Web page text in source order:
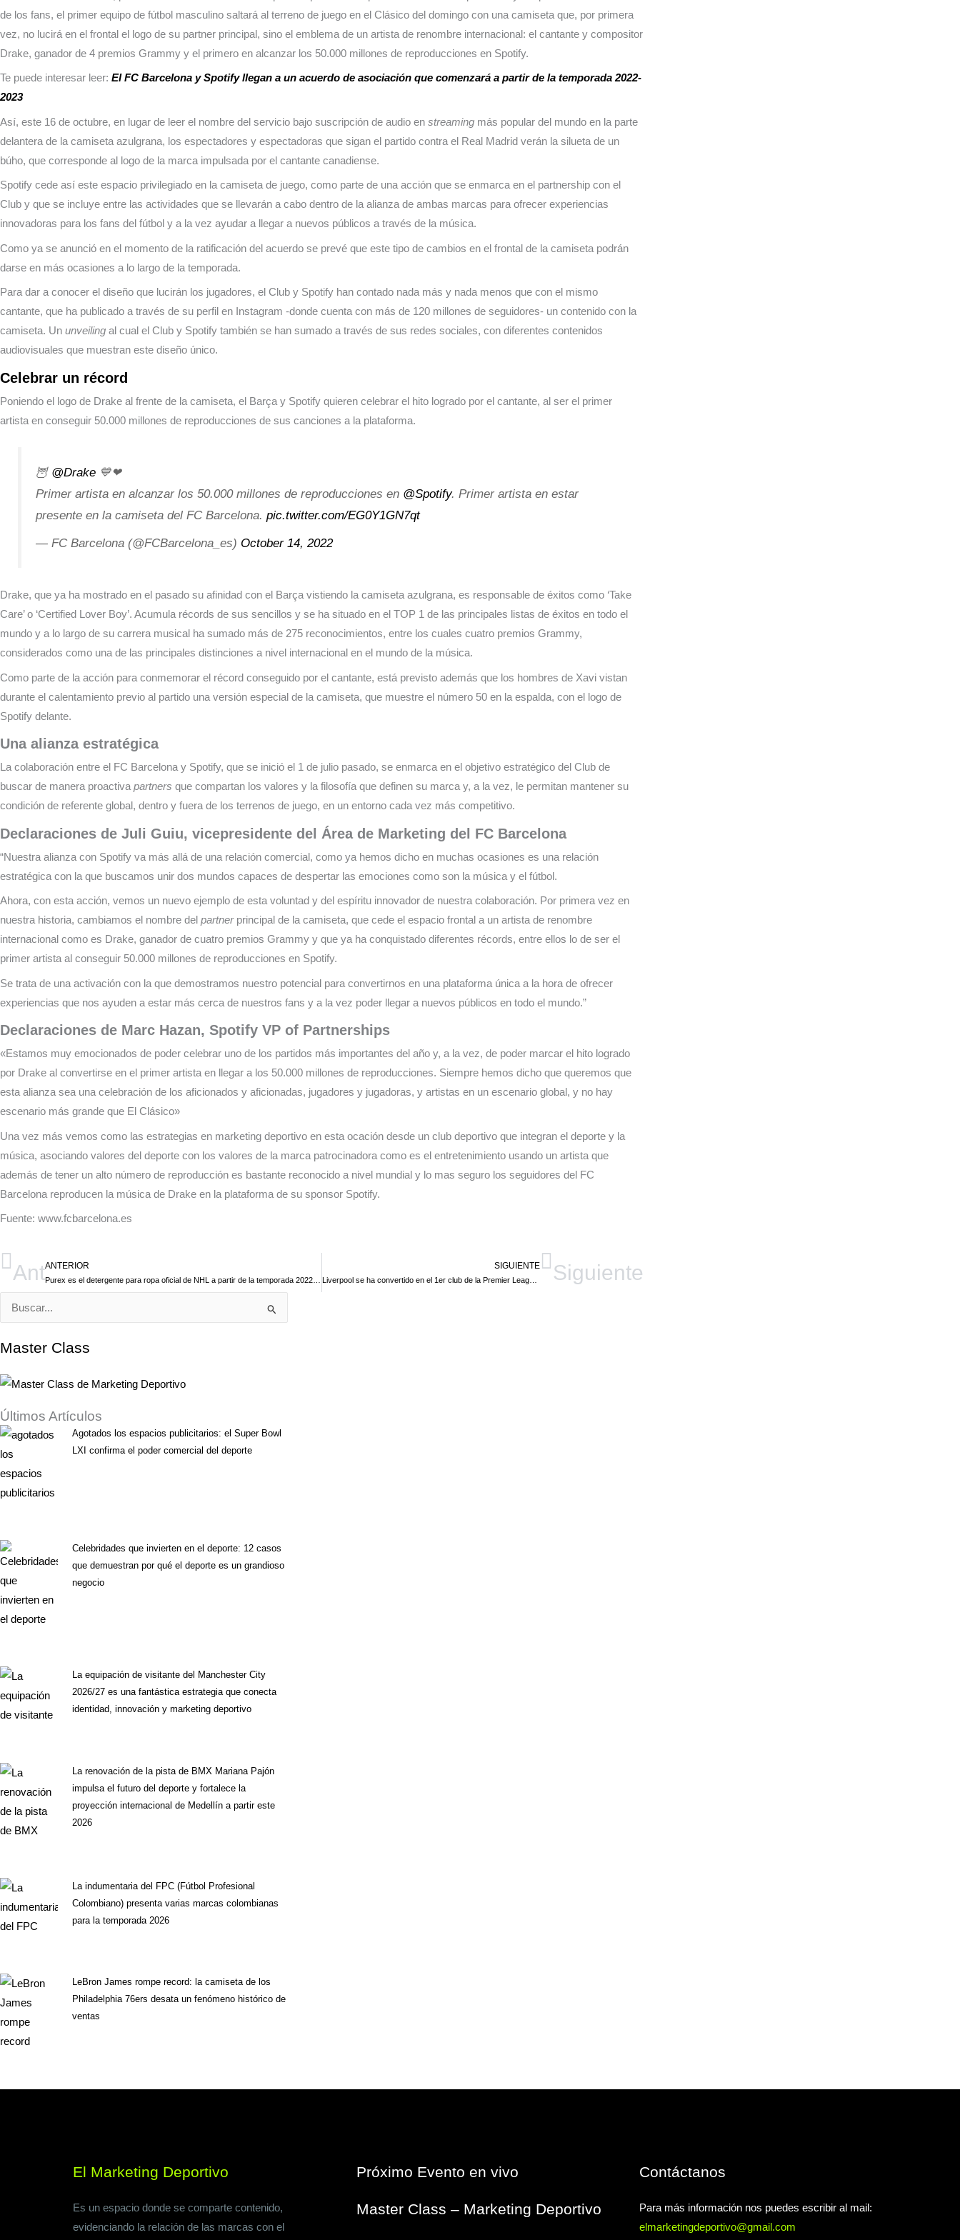
de los fans, el primer equipo de fútbol masculino saltará al terreno de juego en el Clásico del domingo con una camiseta que, por primera
vez, no lucirá en el frontal el logo de su partner principal, sino el emblema de un artista de renombre internacional: el cantante y compositor
Drake, ganador de 4 premios Grammy y el primero en alcanzar los 50.000 millones de reproducciones en Spotify.
Te puede interesar leer: El FC Barcelona y Spotify llegan a un acuerdo de asociación que comenzará a partir de la temporada 2022-
2023
Así, este 16 de octubre, en lugar de leer el nombre del servicio bajo suscripción de audio en streaming más popular del mundo en la parte
delantera de la camiseta azulgrana, los espectadores y espectadoras que sigan el partido contra el Real Madrid verán la silueta de un
búho, que corresponde al logo de la marca impulsada por el cantante canadiense.
Spotify cede así este espacio privilegiado en la camiseta de juego, como parte de una acción que se enmarca en el partnership con el
Club y que se incluye entre las actividades que se llevarán a cabo dentro de la alianza de ambas marcas para ofrecer experiencias
innovadoras para los fans del fútbol y a la vez ayudar a llegar a nuevos públicos a través de la música.
Como ya se anunció en el momento de la ratificación del acuerdo se prevé que este tipo de cambios en el frontal de la camiseta podrán
darse en más ocasiones a lo largo de la temporada.
Para dar a conocer el diseño que lucirán los jugadores, el Club y Spotify han contado nada más y nada menos que con el mismo
cantante, que ha publicado a través de su perfil en Instagram -donde cuenta con más de 120 millones de seguidores- un contenido con la
camiseta. Un unveiling al cual el Club y Spotify también se han sumado a través de sus redes sociales, con diferentes contenidos
audiovisuales que muestran este diseño único.
Celebrar un récord
Poniendo el logo de Drake al frente de la camiseta, el Barça y Spotify quieren celebrar el hito logrado por el cantante, al ser el primer
artista en conseguir 50.000 millones de reproducciones de sus canciones a la plataforma.
🦉 @Drake💙❤
Primer artista en alcanzar los 50.000 millones de reproducciones en @Spotify. Primer artista en estar
presente en la camiseta del FC Barcelona. pic.twitter.com/EG0Y1GN7qt
— FC Barcelona (@FCBarcelona_es) October 14, 2022
Drake, que ya ha mostrado en el pasado su afinidad con el Barça vistiendo la camiseta azulgrana, es responsable de éxitos como ‘Take
Care’ o ‘Certified Lover Boy’. Acumula récords de sus sencillos y se ha situado en el TOP 1 de las principales listas de éxitos en todo el
mundo y a lo largo de su carrera musical ha sumado más de 275 reconocimientos, entre los cuales cuatro premios Grammy,
considerados como una de las principales distinciones a nivel internacional en el mundo de la música.
Como parte de la acción para conmemorar el récord conseguido por el cantante, está previsto además que los hombres de Xavi vistan
durante el calentamiento previo al partido una versión especial de la camiseta, que muestre el número 50 en la espalda, con el logo de
Spotify delante.
Una alianza estratégica
La colaboración entre el FC Barcelona y Spotify, que se inició el 1 de julio pasado, se enmarca en el objetivo estratégico del Club de
buscar de manera proactiva partners que compartan los valores y la filosofía que definen su marca y, a la vez, le permitan mantener su
condición de referente global, dentro y fuera de los terrenos de juego, en un entorno cada vez más competitivo.
Declaraciones de Juli Guiu, vicepresidente del Área de Marketing del FC Barcelona
“Nuestra alianza con Spotify va más allá de una relación comercial, como ya hemos dicho en muchas ocasiones es una relación
estratégica con la que buscamos unir dos mundos capaces de despertar las emociones como son la música y el fútbol.
Ahora, con esta acción, vemos un nuevo ejemplo de esta voluntad y del espíritu innovador de nuestra colaboración. Por primera vez en
nuestra historia, cambiamos el nombre del partnerprincipal de la camiseta, que cede el espacio frontal a un artista de renombre
internacional como es Drake, ganador de cuatro premios Grammy y que ya ha conquistado diferentes récords, entre ellos lo de ser el
primer artista al conseguir 50.000 millones de reproducciones en Spotify.
Se trata de una activación con la que demostramos nuestro potencial para convertirnos en una plataforma única a la hora de ofrecer
experiencias que nos ayuden a estar más cerca de nuestros fans y a la vez poder llegar a nuevos públicos en todo el mundo.”
Declaraciones de Marc Hazan, Spotify VP of Partnerships
«Estamos muy emocionados de poder celebrar uno de los partidos más importantes del año y, a la vez, de poder marcar el hito logrado
por Drake al convertirse en el primer artista en llegar a los 50.000 millones de reproducciones. Siempre hemos dicho que queremos que
esta alianza sea una celebración de los aficionados y aficionadas, jugadores y jugadoras, y artistas en un escenario global, y no hay
escenario más grande que El Clásico»
Una vez más vemos como las estrategias en marketing deportivo en esta ocación desde un club deportivo que integran el deporte y la
música, asociando valores del deporte con los valores de la marca patrocinadora como es el entretenimiento usando un artista que
además de tener un alto número de reproducción es bastante reconocido a nivel mundial y lo mas seguro los seguidores del FC
Barcelona reproducen la música de Drake en la plataforma de su sponsor Spotify.
Fuente: www.fcbarcelona.es
AntANTERIOR SIGUIENTE
Liverpool se ha convertido en el 1er club de la Premier League en lanzar su propia gama de productos virtuales en Meta Avatars Store.￼ Siguiente
Buscar
Master Class
Últimos Artículos
Agotados los espacios publicitarios: el Super Bowl
LXI confirma el poder comercial del deporte
Celebridades que invierten en el deporte: 12 casos
que demuestran por qué el deporte es un grandioso
negocio
La equipación de visitante del Manchester City
2026/27 es una fantástica estrategia que conecta
identidad, innovación y marketing deportivo
La renovación de la pista de BMX Mariana Pajón
impulsa el futuro del deporte y fortalece la
proyección internacional de Medellín a partir este
2026
La indumentaria del FPC (Fútbol Profesional
Colombiano) presenta varias marcas colombianas
para la temporada 2026
LeBron James rompe record: la camiseta de los
Philadelphia 76ers desata un fenómeno histórico de
ventas
El Marketing Deportivo
Es un espacio donde se comparte contenido,
evidenciando la relación de las marcas con el
Próximo Evento en vivo
Master Class – Marketing Deportivo
Contáctanos
Para más información nos puedes escribir al mail:
elmarketingdeportivo@gmail.com